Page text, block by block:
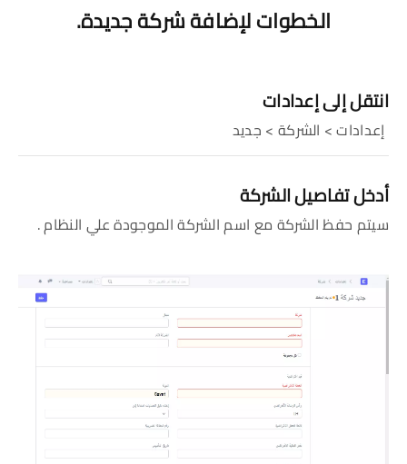
الخطوات لإضافة شركة جديدة.
انتقل إلى إعدادات
إعدادات > الشركة > جديد
أدخل تفاصيل الشركة
سيتم حفظ الشركة مع اسم الشركة الموجودة علي النظام .